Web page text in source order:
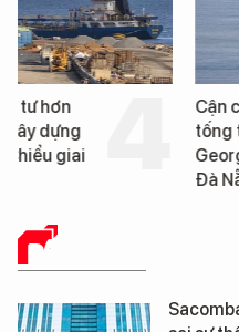
tư hơn
xây dựng
Chiểu giai
Cận
tống
Đà
BÁO CHÍ SỐ